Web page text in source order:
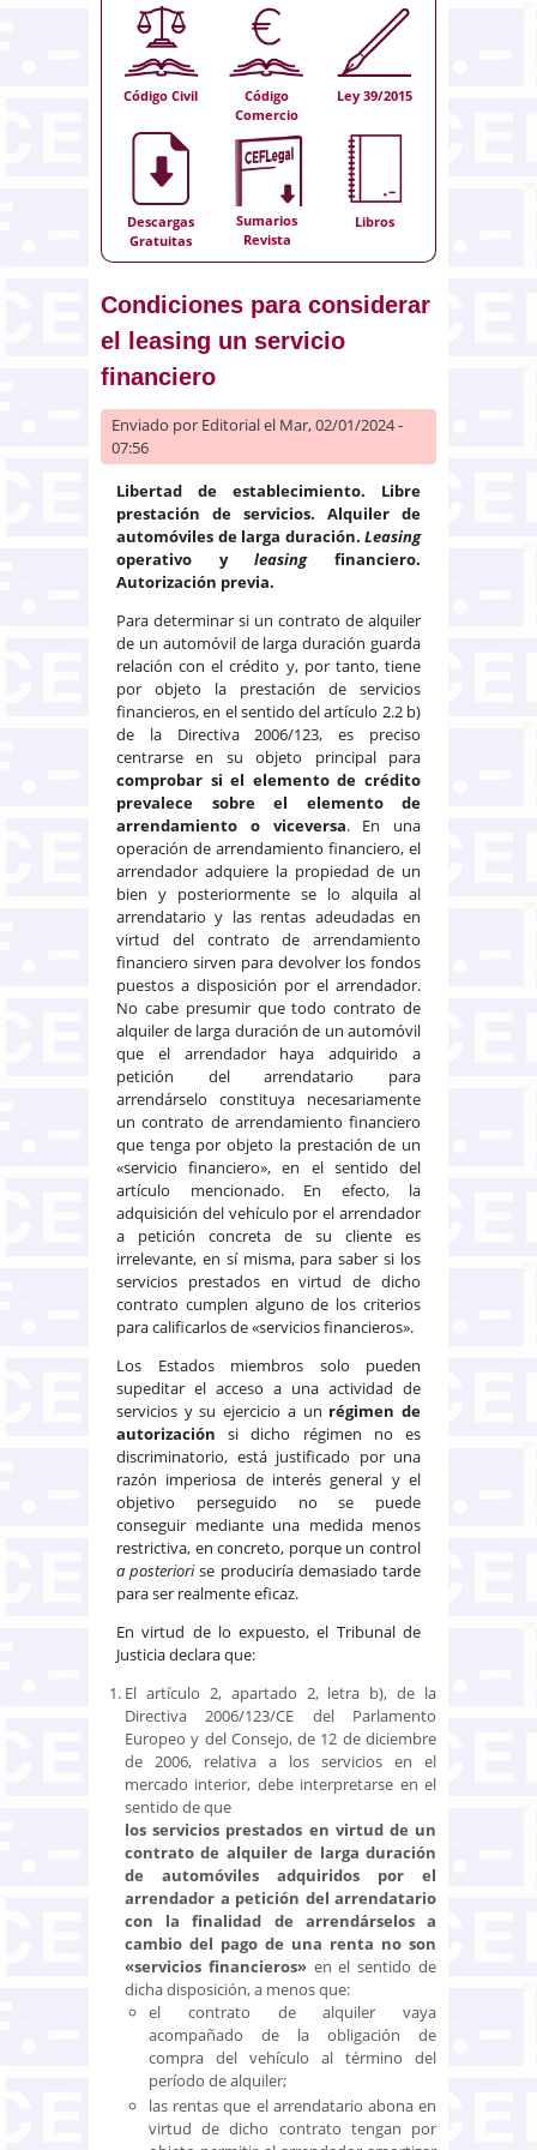
Código Civil
Código
Comercio
Ley 39/2015
Descargas
Gratuitas
Sumarios
Revista
Libros
Condiciones para considerar
el leasing un servicio
financiero
Enviado por Editorialel Mar, 02/01/2024 -
07:56
Libertad de establecimiento. Libre
prestación de servicios. Alquiler de
automóviles de larga duración. Leasing
operativo yleasingfinanciero.
Autorización previa.
Para determinar si un contrato de alquiler
de un automóvil de larga duración guarda
relación con el crédito y, por tanto, tiene
por objeto la prestación de servicios
financieros, en el sentido del artículo 2.2 b)
de la Directiva 2006/123, es preciso
centrarse en su objeto principal para
comprobar si el elemento de crédito
prevalece sobre el elemento de
arrendamiento o viceversa. En una
operación de arrendamiento financiero, el
arrendador adquiere la propiedad de un
bien y posteriormente se lo alquila al
arrendatario y las rentas adeudadas en
virtud del contrato de arrendamiento
financiero sirven para devolver los fondos
puestos a disposición por el arrendador.
No cabe presumir que todo contrato de
alquiler de larga duración de un automóvil
que el arrendador haya adquirido a
petición del arrendatario para
arrendárselo constituya necesariamente
un contrato de arrendamiento financiero
que tenga por objeto la prestación de un
«servicio financiero», en el sentido del
artículo mencionado. En efecto, la
adquisición del vehículo por el arrendador
a petición concreta de su cliente es
irrelevante, en sí misma, para saber si los
servicios prestados en virtud de dicho
contrato cumplen alguno de los criterios
para calificarlos de «servicios financieros».
Los Estados miembros solo pueden
supeditar el acceso a una actividad de
servicios y su ejercicio a un régimen de
autorización si dicho régimen no es
discriminatorio, está justificado por una
razón imperiosa de interés general y el
objetivo perseguido no se puede
conseguir mediante una medida menos
restrictiva, en concreto, porque un control
a posteriorise produciría demasiado tarde
para ser realmente eficaz.
En virtud de lo expuesto, el Tribunal de
Justicia declara que:
El artículo 2, apartado 2, letra b), de la
Directiva 2006/123/CE del Parlamento
Europeo y del Consejo, de 12 de diciembre
de 2006, relativa a los servicios en el
mercado interior, debe interpretarse en el
sentido de que
los servicios prestados en virtud de un
contrato de alquiler de larga duración
de automóviles adquiridos por el
arrendador a petición del arrendatario
con la finalidad de arrendárselos a
cambio del pago de una renta no son
«servicios financieros»en el sentido de
dicha disposición, a menos que:
el contrato de alquiler vaya
acompañado de la obligación de
compra del vehículo al término del
período de alquiler;
las rentas que el arrendatario abona en
virtud de dicho contrato tengan por